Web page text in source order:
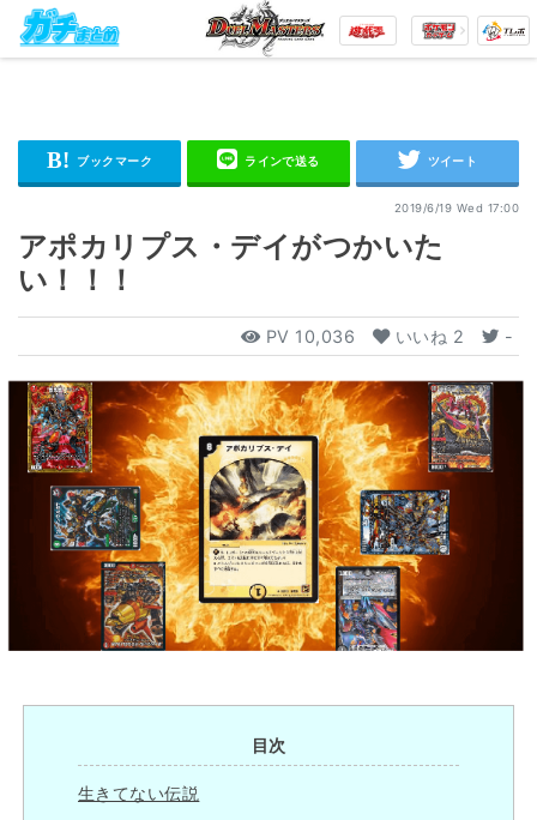
2019/6/19 Wed 17:00
アポカリプス・デイがつかいた
い！！！
PV 10,036 いいね 2 -
目次
生きてない伝説